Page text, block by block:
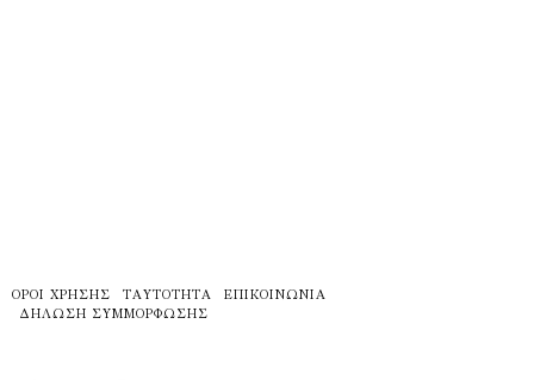
ΌΡΟΙ ΧΡΉΣΗΣ ΤΑΥΤΌΤΗΤΑ
ΕΠΙΚΟΙΝΩΝΊΑ
ΔΉΛΩΣΗ ΣΥΜΜΌΡΦΩΣΗΣ